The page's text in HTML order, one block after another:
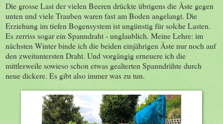
Die grosse Last der vielen Beeren drückte übrigens die Äste gegen
unten und viele Trauben waren fast am Boden angelangt. Die
Erziehung im tiefen Bogensystem ist ungünstig für solche Lasten.
Es zerriss sogar ein Spanndraht - unglaublich. Meine Lehre: im
nächsten Winter binde ich die beiden einjährigen Äste nur noch auf
den zweituntersten Draht. Und vorgängig erneuere ich die
mittlerweile sowieso schon etwas gealterten Spanndrähte durch
neue dickere. Es gibt also immer was zu tun.